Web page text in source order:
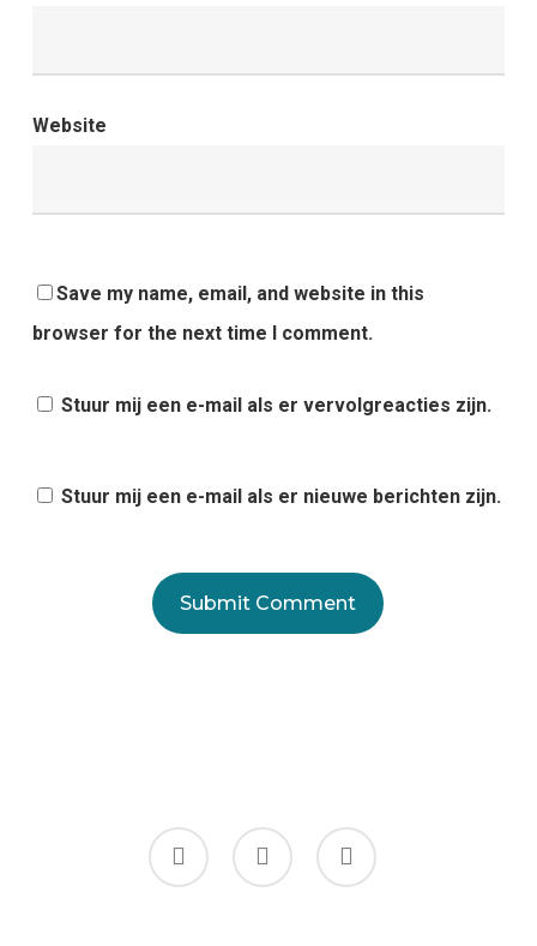
Website
Save my name, email, and website in this
browser for the next time I comment.
Stuur mij een e-mail als er vervolgreacties zijn.
Stuur mij een e-mail als er nieuwe berichten zijn.
facebook instagram flickr